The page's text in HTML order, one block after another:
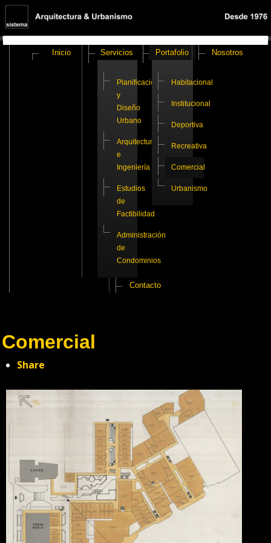
Inicio Servicios
Planificación
y
Diseño
Urbano
Arquitectura
e
Ingeniería
Estudios
de
Factibilidad
Administración
de
Condominios
Portafolio
Habitacional
Institucional
Deportiva
Recreativa
Comercial
Urbanismo
Nosotros
Contacto
Comercial
Share